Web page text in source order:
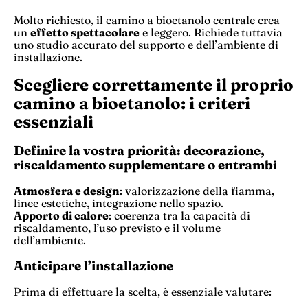
Molto richiesto, il camino a bioetanolo centrale crea
un effetto spettacolare e leggero. Richiede tuttavia
uno studio accurato del supporto e dell’ambiente di
installazione.
Scegliere correttamente il proprio
camino a bioetanolo: i criteri
essenziali
Definire la vostra priorità: decorazione,
riscaldamento supplementare o entrambi
Atmosfera e design: valorizzazione della fiamma,
linee estetiche, integrazione nello spazio.
Apporto di calore: coerenza tra la capacità di
riscaldamento, l’uso previsto e il volume
dell’ambiente.
Anticipare l’installazione
Prima di effettuare la scelta, è essenziale valutare: